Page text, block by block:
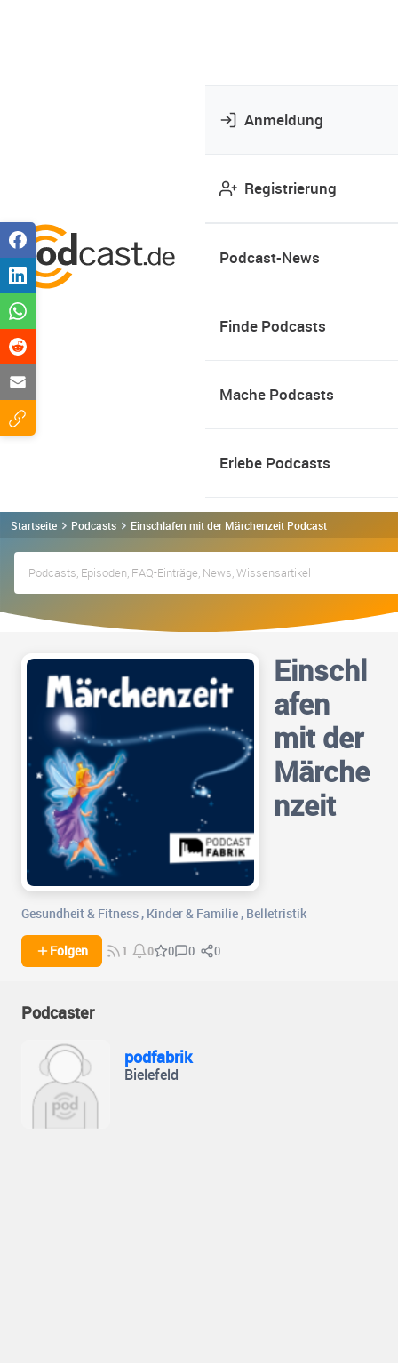
Anmeldung
Registrierung
Podcast-News
Finde Podcasts
Mache Podcasts
Erlebe Podcasts
Startseite Podcasts Einschlafen mit der Märchenzeit Podcast
Einschl
afen
mit der
Märche
nzeit
Gesundheit & Fitness , Kinder & Familie , Belletristik
Folgen 1 0 0 0 0
Podcaster
podfabrik
Bielefeld